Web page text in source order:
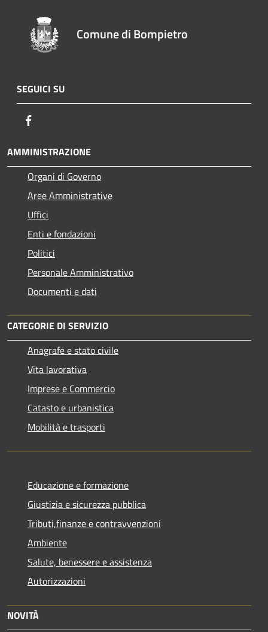
Comune di Bompietro
SEGUICI SU
AMMINISTRAZIONE
Organi di Governo
Aree Amministrative
Uffici
Enti e fondazioni
Politici
Personale Amministrativo
Documenti e dati
CATEGORIE DI SERVIZIO
Anagrafe e stato civile
Vita lavorativa
Imprese e Commercio
Catasto e urbanistica
Mobilità e trasporti
Educazione e formazione
Giustizia e sicurezza pubblica
Tributi,finanze e contravvenzioni
Ambiente
Salute, benessere e assistenza
Autorizzazioni
NOVITÀ